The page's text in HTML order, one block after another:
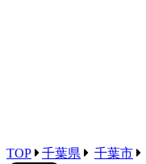
TOP 千葉県 千葉市